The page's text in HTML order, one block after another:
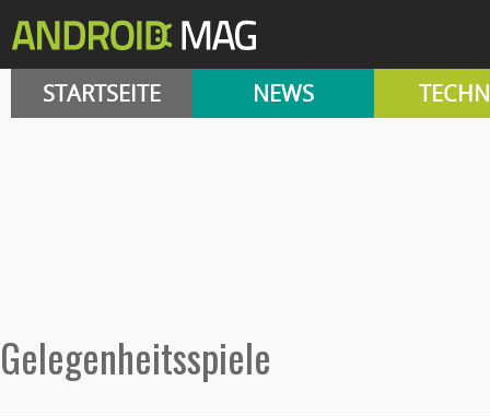
STARTSEITE NEWS
Gelegenheitsspiele